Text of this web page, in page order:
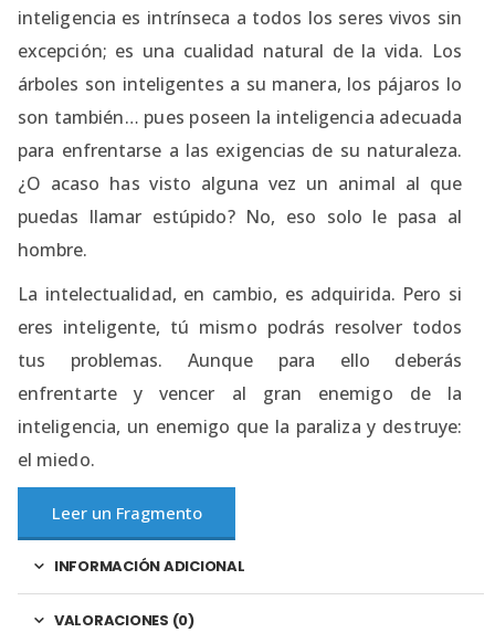
inteligencia es intrínseca a todos los seres vivos sin
excepción; es una cualidad natural de la vida. Los
árboles son inteligentes a su manera, los pájaros lo
son también… pues poseen la inteligencia adecuada
para enfrentarse a las exigencias de su naturaleza.
¿O acaso has visto alguna vez un animal al que
puedas llamar estúpido? No, eso solo le pasa al
hombre.
La intelectualidad, en cambio, es adquirida. Pero si
eres inteligente, tú mismo podrás resolver todos
tus problemas. Aunque para ello deberás
enfrentarte y vencer al gran enemigo de la
inteligencia, un enemigo que la paraliza y destruye:
el miedo.
Leer un Fragmento
INFORMACIÓN ADICIONAL
VALORACIONES (0)